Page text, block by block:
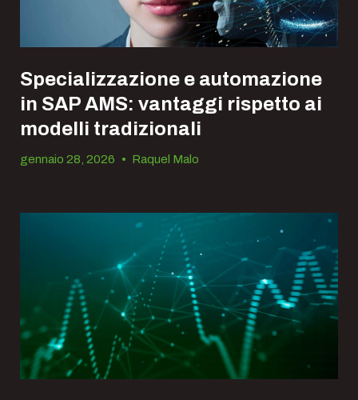
Specializzazione e automazione
in SAP AMS: vantaggi rispetto ai
modelli tradizionali
gennaio 28, 2026 • Raquel Malo